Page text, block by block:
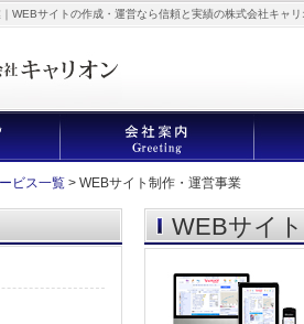
WEBサイトの作成・運営なら信頼と実績の株式会社キャリ
ビス一覧 > WEBサイト制作・運営事業
WEBサイ